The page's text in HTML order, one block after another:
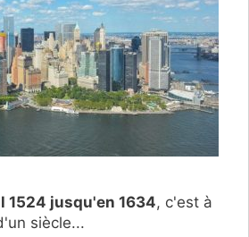
1524 jusqu'en 1634, c'est à
siècle...